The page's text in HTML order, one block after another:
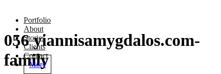
Portfolio
About
Stories
Clients
Contact
More
056 yiannisamygdalos.com-
family